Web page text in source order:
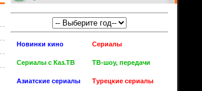
Новинки кино Сериалы
Сериалы с Каз.ТВ ТВ-шоу, передачи
Азиатские сериалы Турецкие сериалы